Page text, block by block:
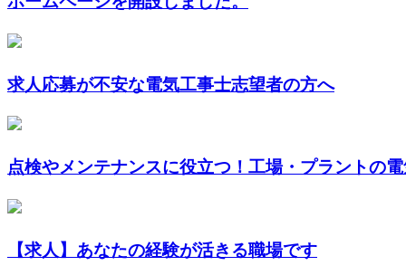
求人応募が不安な電気工事士志望者の方へ
点検やメンテナンスに役立つ！工場・プラントの
【求人】あなたの経験が活きる職場です